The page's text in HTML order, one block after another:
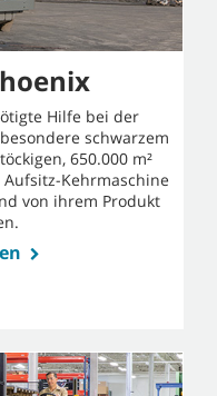
Hilfe bei der
schwarzem
650.000 m²
Kehrmaschine
von ihrem Produkt